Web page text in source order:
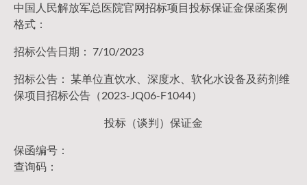
中国人民解放军总医院官网招标项目投标保证金保函案例
格式：
招标公告日期： 7/10/2023
招标公告： 某单位直饮水、深度水、软化水设备及药剂维
保项目招标公告（2023-JQ06-F1044）
投标（谈判）保证金
保函编号：
查询码：